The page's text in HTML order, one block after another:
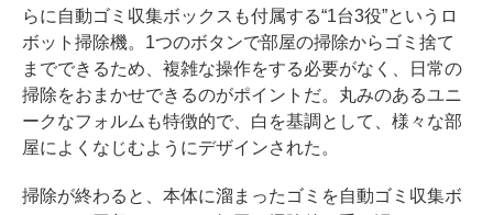
らに自動ゴミ収集ボックスも付属する“1台3役”というロ
ボット掃除機。1つのボタンで部屋の掃除からゴミ捨て
までできるため、複雑な操作をする必要がなく、日常の
掃除をおまかせできるのがポイントだ。丸みのあるユニ
ークなフォルムも特徴的で、白を基調として、様々な部
屋によくなじむようにデザインされた。
掃除が終わると、本体に溜まったゴミを自動ゴミ収集ボ